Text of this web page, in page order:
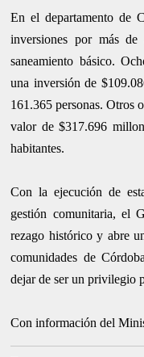
En el departamento de
inversiones por más
saneamiento básico.
una inversión de
161.365 personas. Otros
valor de $317.696
habitantes.
Con la ejecución de
gestión comunitaria, el
rezago histórico y abre
comunidades de
dejar de ser un privilegio
Con información del